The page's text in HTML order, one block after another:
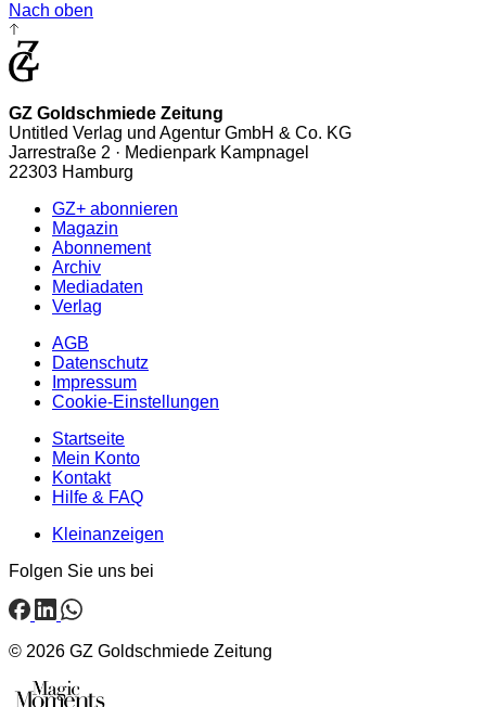
Nach oben
GZ Goldschmiede Zeitung
Untitled Verlag und Agentur GmbH & Co. KG
Jarrestraße 2 · Medienpark Kampnagel
22303 Hamburg
GZ+ abonnieren
Magazin
Abonnement
Archiv
Mediadaten
Verlag
AGB
Datenschutz
Impressum
Cookie-Einstellungen
Startseite
Mein Konto
Kontakt
Hilfe & FAQ
Kleinanzeigen
Folgen Sie uns bei
© 2026 GZ Goldschmiede Zeitung